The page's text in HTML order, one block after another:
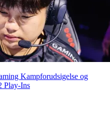
Kampforudsigelse og
Play-Ins